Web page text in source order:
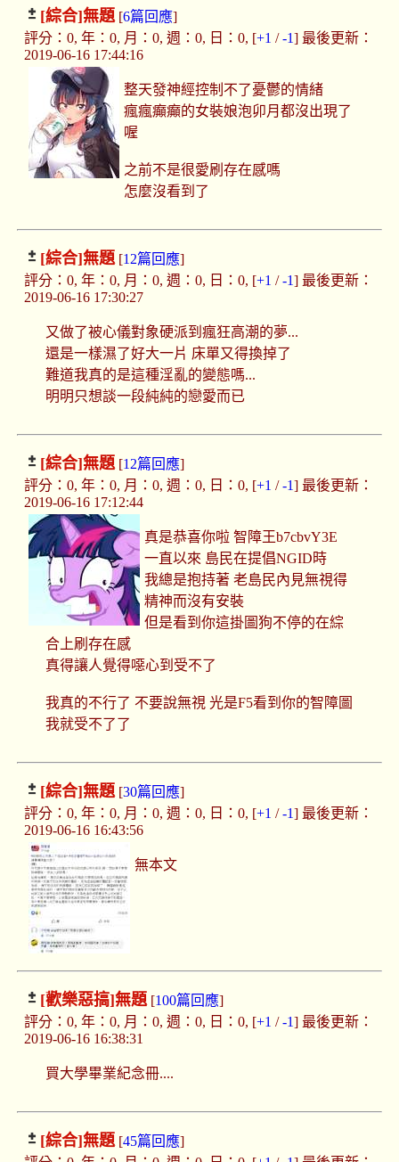
[綜合]無題[6篇回應]
評分：0, 年：0, 月：0, 週：0, 日：0, [+1 /-1] 最後更新：
2019-06-16 17:44:16
整天發神經控制不了憂鬱的情緒
瘋瘋癲癲的女裝娘泡卯月都沒出現了
喔
之前不是很愛刷存在感嗎
怎麼沒看到了
[綜合]無題[12篇回應]
評分：0, 年：0, 月：0, 週：0, 日：0, [+1 /-1] 最後更新：
2019-06-16 17:30:27
又做了被心儀對象硬派到瘋狂高潮的夢...
還是一樣濕了好大一片 床單又得換掉了
難道我真的是這種淫亂的變態嗎...
明明只想談一段純純的戀愛而已
[綜合]無題[12篇回應]
評分：0, 年：0, 月：0, 週：0, 日：0, [+1 /-1] 最後更新：
2019-06-16 17:12:44
真是恭喜你啦 智障王b7cbvY3E
一直以來 島民在提倡NGID時
我總是抱持著 老島民內見無視得
精神而沒有安裝
但是看到你這掛圖狗不停的在綜
合上刷存在感
真得讓人覺得噁心到受不了
我真的不行了 不要說無視 光是F5看到你的智障圖
我就受不了了
[綜合]無題[30篇回應]
評分：0, 年：0, 月：0, 週：0, 日：0, [+1 /-1] 最後更新：
2019-06-16 16:43:56
無本文
[歡樂惡搞]無題[100篇回應]
評分：0, 年：0, 月：0, 週：0, 日：0, [+1 /-1] 最後更新：
2019-06-16 16:38:31
買大學畢業紀念冊....
[綜合]無題[45篇回應]